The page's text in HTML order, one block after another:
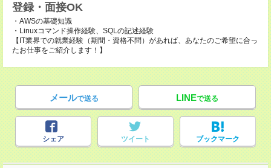
登録・面接OK
・AWSの基礎知識
・Linuxコマンド操作経験、SQLの記述経験
【IT業界での就業経験（期間・資格不問）があれば、あなたのご希望に合っ
たお仕事をご紹介します！】
メールで送る LINEで送る
シェア ツイート ブックマーク